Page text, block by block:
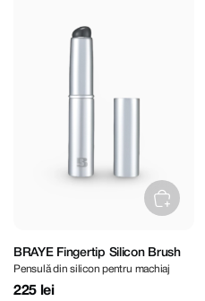
BRAYE Fingertip Silicon Brush
Pensulă din silicon pentru machiaj
225 lei